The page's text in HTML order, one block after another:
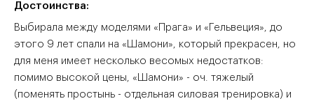
Достоинства:
Выбирала между моделями «Прага» и «Гельвеция», до
этого 9 лет спали на «Шамони», который прекрасен, но
для меня имеет несколько весомых недостатков:
помимо высокой цены, «Шамони» - оч. тяжелый
(поменять простынь - отдельная силовая тренировка) и